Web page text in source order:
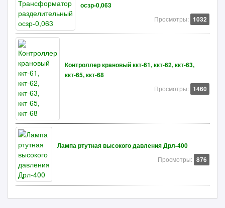
осзр-0,063
Просмотры: 1032
Контроллер крановый ккт-61, ккт-62, ккт-63,
ккт-65, ккт-68
Просмотры: 1460
Лампа ртутная высокого давления Дрл-400
Просмотры: 876